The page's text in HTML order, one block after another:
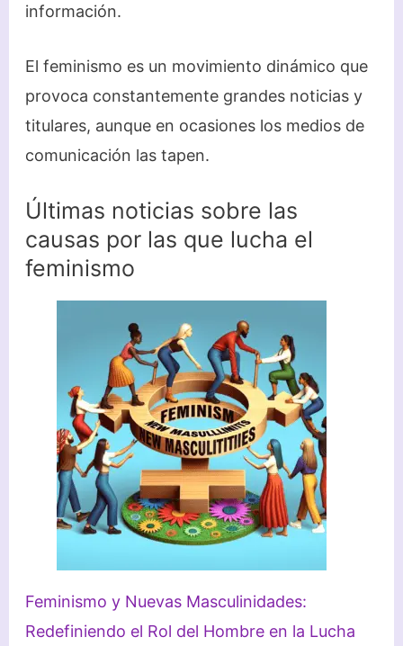
información.
El feminismo es un movimiento dinámico que
provoca constantemente grandes noticias y
titulares, aunque en ocasiones los medios de
comunicación las tapen.
Últimas noticias sobre las
causas por las que lucha el
feminismo
Feminismo y Nuevas Masculinidades:
Redefiniendo el Rol del Hombre en la Lucha